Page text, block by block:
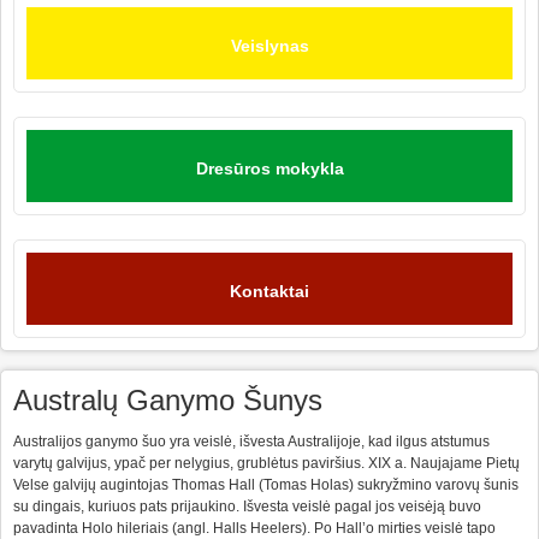
Veislynas
Dresūros mokykla
Kontaktai
Australų Ganymo Šunys
Australijos ganymo šuo yra veislė, išvesta Australijoje, kad ilgus atstumus
varytų galvijus, ypač per nelygius, grublėtus paviršius. XIX a. Naujajame Pietų
Velse galvijų augintojas Thomas Hall (Tomas Holas) sukryžmino varovų šunis
su dingais, kuriuos pats prijaukino. Išvesta veislė pagal jos veisėją buvo
pavadinta Holo hileriais (angl. Halls Heelers). Po Hall’o mirties veislė tapo